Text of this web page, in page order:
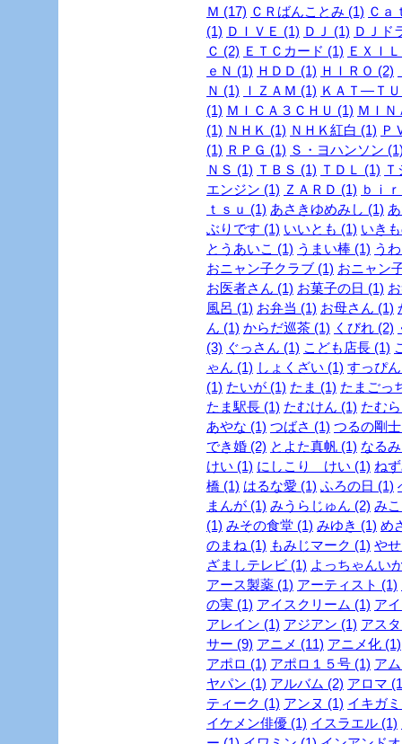
Ｍ (17) ＣＲばんことみ (1) Ｃａ
(1) ＤＩＶＥ (1) ＤＪ (1) ＤＪド
Ｃ (2) ＥＴＣカード (1) ＥＸＩ
ｅＮ (1) ＨＤＤ (1) ＨＩＲＯ (2)
Ｎ (1)
ＩＺＡＭ (1) ＫＡＴ―Ｔ
(1) ＭＩＣＡ３ＣＨＵ (1) ＭＩＮ
(1) ＮＨＫ (1) ＮＨＫ紅白 (1) Ｐ
(1) ＲＰＧ (1) Ｓ・ヨハンソン
ＮＳ (1) ＴＢＳ (1) ＴＤＬ (1)
エンジン (1) ＺＡＲＤ (1) ｂｉ
ｔｓｕ (1) あさきゆめみし (1)
ぶりです (1) いいとも (1) いき
とうあいこ (1) うまい棒 (1) う
おニャン子クラブ (1) おニャン
お医者さん (1) お菓子の日 (1)
風呂 (1) お弁当 (1) お母さん (1)
ん (1) からだ巡茶 (1) くびれ (2)
(3) ぐっさん (1) こども店長 (1)
ゃん (1) しょくざい (1) すっぴ
(1) たいが (1) たま (1) たまごっ
たま駅長 (1) たむけん (1) たむ
あやな (1) つばさ (1) つるの剛
でき婚 (2) とよた真帆 (1) なる
けい (1) にしこり けい (1) ね
橋 (1) はるな愛 (1) ふろの日 (1)
まんが (1) みうらじゅん (2) み
(1) みその食堂 (1) みゆき (1) め
のまね (1) もみじマーク (1) や
ざましテレビ (1) よっちゃんい
アース製薬 (1) アーティスト (1)
の実 (1) アイスクリーム (1) ア
アレイン (1) アジアン (1) アス
サー (9) アニメ (11) アニメ化 (1)
アポロ (1) アポロ１５号 (1) ア
ヤパン (1) アルバム (2) アロマ
ティーク (1) アンヌ (1) イキガ
イケメン俳優 (1) イスラエル (1)